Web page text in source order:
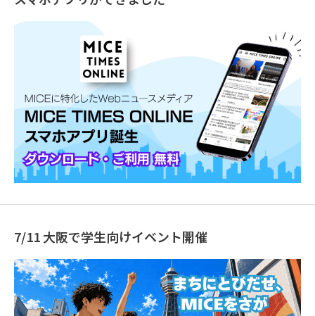
7/11 大阪で学生向けイベント開催